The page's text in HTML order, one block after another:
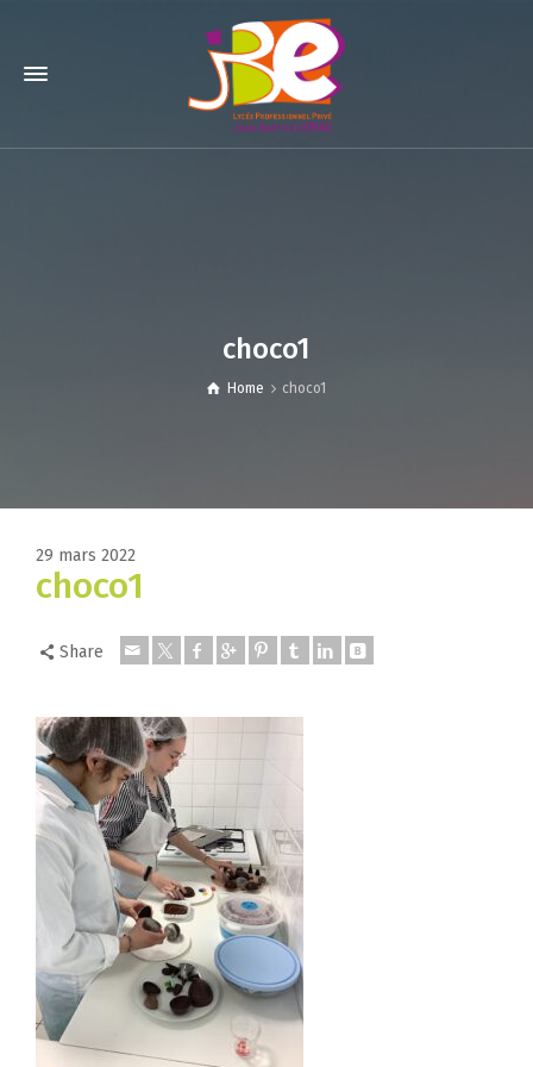
choco1
Home choco1
29 mars 2022
choco1
Share